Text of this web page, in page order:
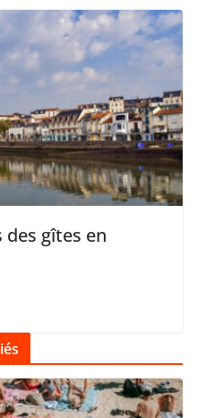
des gîtes en